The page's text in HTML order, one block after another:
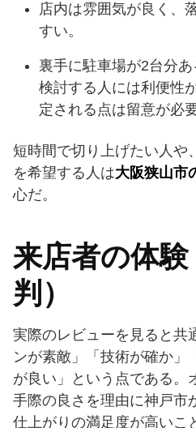
店内は雰囲気が良く、
すい。
裏手に駐車場が2台分
検討する人には利便性
定される点は留意が必要
短時間で切り上げたい人や
を希望する人は大阪狭山市
心だ。
来店者の体
判）
実際のレビューを見ると共
ンが素敵」「技術が確か」
が良い」という点である。
手際の良さを理由に神戸市
仕上がりの満足度が高いこ